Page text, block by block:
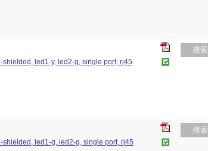
led1-y, led2-g, single port, rj45
搜索
led1-g, led2-g, single port, rj45
搜索